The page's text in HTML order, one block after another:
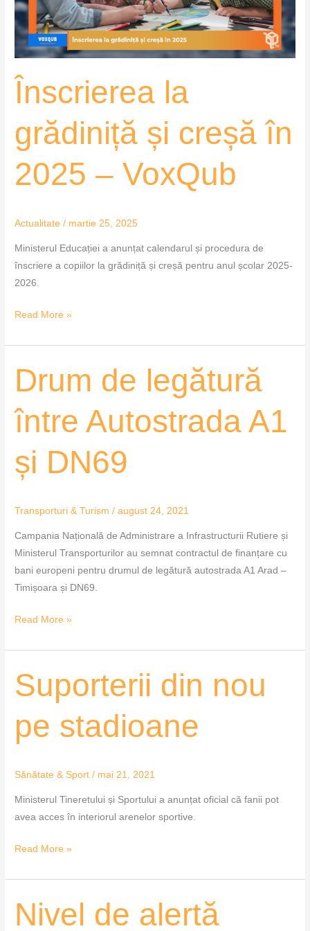
Înscrierea la
grădiniță și creșă în
2025 – VoxQub
Actualitate / martie 25, 2025
Ministerul Educației a anunțat calendarul și procedura de
înscriere a copiilor la grădiniță și creșă pentru anul școlar 2025-
2026.
2025
–
VoxQub
Read More »
Drum de legătură
între Autostrada A1
și DN69
Transporturi & Turism /august 24, 2021
Campania Națională de Administrare a Infrastructurii Rutiere și
Ministerul Transporturilor au semnat contractul de finanțare cu
bani europeni pentru drumul de legătură autostrada A1 Arad –
Timișoara și DN69.
Drum
între
A1
și
Read More »
Suporterii din nou
pe stadioane
Sănătate & Sport / mai 21, 2021
Ministerul Tineretului și Sportului a anunțat oficial că fanii pot
avea acces în interiorul arenelor sportive.
Suporterii
din
pe
stadioane
Read More »
Nivel de alertă
Nivel
de